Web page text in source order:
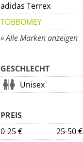
adidas Terrex
TOBBOMEY
» Alle Marken anzeigen
GESCHLECHT
Unisex
PREIS
0-25 €
25-50 €